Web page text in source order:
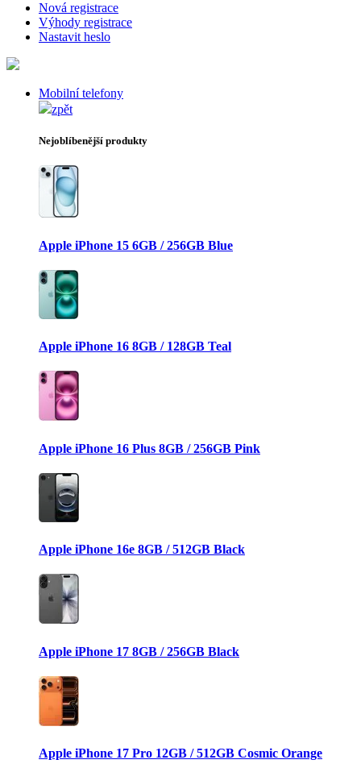
Nová registrace
Výhody registrace
Nastavit heslo
Mobilní telefony
zpět
Nejoblíbenější produkty
Apple iPhone 15 6GB / 256GB Blue
Apple iPhone 16 8GB / 128GB Teal
Apple iPhone 16 Plus 8GB / 256GB Pink
Apple iPhone 16e 8GB / 512GB Black
Apple iPhone 17 8GB / 256GB Black
Apple iPhone 17 Pro 12GB / 512GB Cosmic Orange